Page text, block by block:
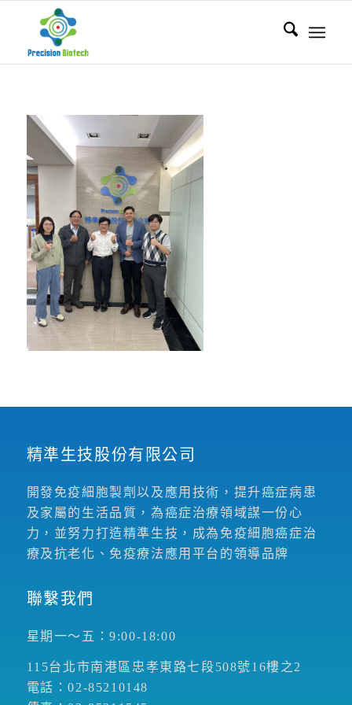
精準生技股份有限公司
開發免疫細胞製劑以及應用技術，提升癌症病患
及家屬的生活品質，為癌症治療領域謀一份心
力，並努力打造精準生技，成為免疫細胞癌症治
療及抗老化、免疫療法應用平台的領導品牌
聯繫我們
星期一～五：9:00-18:00
115台北市南港區忠孝東路七段508號16樓之2
電話：02-85210148